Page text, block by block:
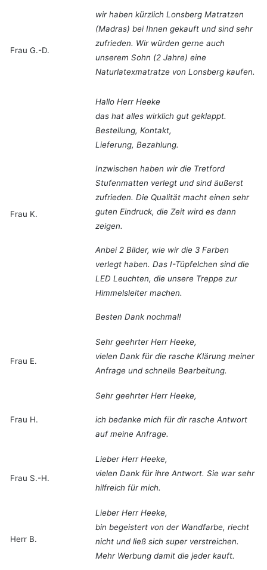
Frau G.-D.
wir haben kürzlich Lonsberg Matratzen
(Madras) bei Ihnen gekauft und sind sehr
zufrieden. Wir würden gerne auch
unserem Sohn (2 Jahre) eine
Naturlatexmatratze von Lonsberg kaufen.
Frau K.
Hallo Herr Heeke
das hat alles wirklich gut geklappt.
Bestellung, Kontakt,
Lieferung, Bezahlung.
Inzwischen haben wir die Tretford
Stufenmatten verlegt und sind äußerst
zufrieden. Die Qualität macht einen sehr
guten Eindruck, die Zeit wird es dann
zeigen.
Anbei 2 Bilder, wie wir die 3 Farben
verlegt haben. Das I-Tüpfelchen sind die
LED Leuchten, die unsere Treppe zur
Himmelsleiter machen.
Besten Dank nochmal!
Frau E.
Sehr geehrter Herr Heeke,
vielen Dank für die rasche Klärung meiner
Anfrage und schnelle Bearbeitung.
Frau H.
Sehr geehrter Herr Heeke,
ich bedanke mich für dir rasche Antwort
auf meine Anfrage.
Frau S.-H.
Lieber Herr Heeke,
vielen Dank für ihre Antwort. Sie war sehr
hilfreich für mich.
Herr B.
Lieber Herr Heeke,
bin begeistert von der Wandfarbe, riecht
nicht und ließ sich super verstreichen.
Mehr Werbung damit die jeder kauft.